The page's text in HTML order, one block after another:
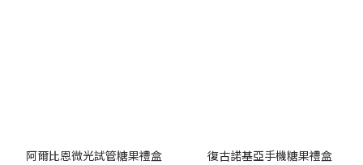
阿爾比恩微光試管糖果禮盒 復古諾基亞手機糖果禮盒